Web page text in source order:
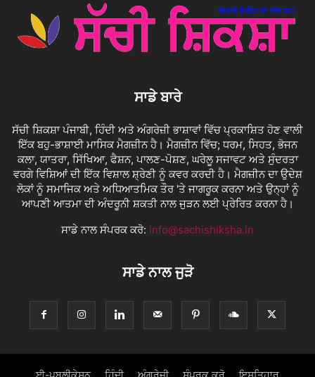
ਸਾਡੇ ਬਾਰੇ
ਸੱਚੀ ਸ਼ਿਕਸ਼ਾ ਪੰਜਾਬੀ, ਹਿੰਦੀ ਅਤੇ ਅੰਗਰੇਜ਼ੀ ਭਾਸ਼ਾਵਾਂ ਵਿੱਚ ਪ੍ਰਕਾਸ਼ਿਤ ਹੋਣ ਵਾਲੀ
ਇੱਕ ਬਹੁ-ਭਾਸ਼ਾਈ ਮਾਸਿਕ ਮੈਗਜ਼ੀਨ ਹੈ। ਮੈਗਜ਼ੀਨ ਵਿੱਚ; ਧਰਮ, ਸਿਹਤ, ਭੋਜਨ
ਕਲਾ, ਯਾਤਰਾ, ਸਿੱਖਿਆ, ਫੈਸ਼ਨ, ਪਾਲਣ-ਪੋਸ਼ਣ, ਘਰੇਲੂ ਸਜਾਵਟ ਅਤੇ ਸੁੰਦਰਤਾ
ਵਰਗੇ ਵਿਸ਼ਿਆਂ ਦੀ ਇੱਕ ਵਿਸ਼ਾਲ ਸ਼੍ਰੇਣੀ ਨੂੰ ਕਵਰ ਕਰਦੀ ਹੈ। ਮੈਗਜ਼ੀਨ ਦਾ ਉਦੇਸ਼
ਲੋਕਾਂ ਨੂੰ ਸਮਾਜਿਕ ਅਤੇ ਅਧਿਆਤਮਿਕ ਤੌਰ 'ਤੇ ਜਾਗਰੂਕ ਕਰਨਾ ਅਤੇ ਉਨ੍ਹਾਂ ਨੂੰ
ਆਪਣੀ ਆਤਮਾ ਦੀ ਅੰਦਰੂਨੀ ਸ਼ਕਤੀ ਨਾਲ ਜੁੜਨ ਲਈ ਪ੍ਰੇਰਿਤ ਕਰਨਾ ਹੈ।
ਸਾਡੇ ਨਾਲ ਸੰਪਰਕ ਕਰੋ: info@sachishiksha.in
ਸਾਡੇ ਨਾਲ ਜੁੜੋ
ਈ-ਪਬਲੀਕੇਸ਼ਨ ਹਿੰਦੀ ਅੰਗਰੇਜ਼ੀ ਸੰਪਰਕ ਕਰੋ ਇਸ਼ਤਿਹਾਰ